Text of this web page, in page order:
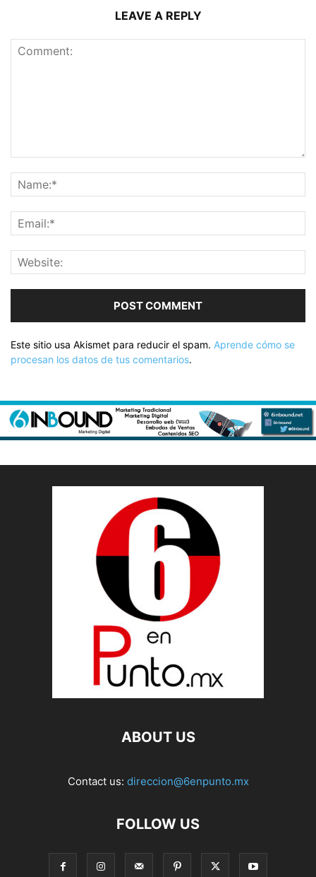
LEAVE A REPLY
Este sitio usa Akismet para reducir el spam. Aprende cómo se
procesan los datos de tus comentarios.
ABOUT US
Contact us: direccion@6enpunto.mx
FOLLOW US